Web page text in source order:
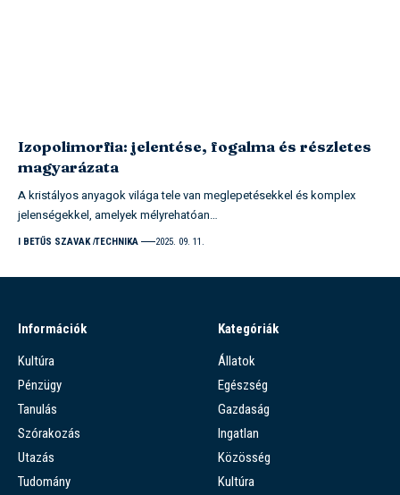
Izopolimorfia: jelentése, fogalma és részletes
magyarázata
A kristályos anyagok világa tele van meglepetésekkel és komplex
jelenségekkel, amelyek mélyrehatóan…
I BETŰS SZAVAK TECHNIKA 2025. 09. 11.
Információk
Kultúra
Pénzügy
Tanulás
Szórakozás
Utazás
Tudomány
Kategóriák
Állatok
Egészség
Gazdaság
Ingatlan
Közösség
Kultúra